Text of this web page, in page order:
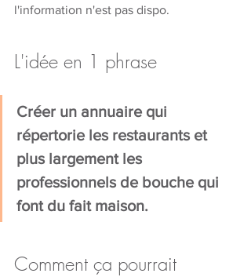
l'information n'est pas dispo.
L'idée en 1 phrase
Créer un annuaire qui
répertorie les restaurants et
plus largement les
professionnels de bouche qui
font du fait maison.
Comment ça pourrait